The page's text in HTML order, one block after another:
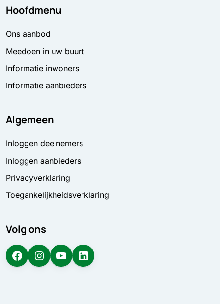
Hoofdmenu
Ons aanbod
Meedoen in uw buurt
Informatie inwoners
Informatie aanbieders
Algemeen
Inloggen deelnemers
Inloggen aanbieders
Privacyverklaring
Toegankelijkheidsverklaring
Volg ons
Facebook Instagram YouTube LinkedIn